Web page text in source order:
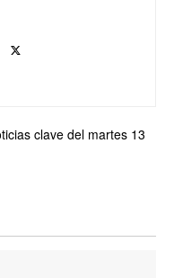
clave del martes 13